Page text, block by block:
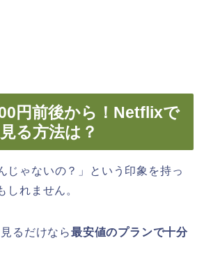
円前後から！Netflixで
る方法は？
じゃないの？」という印象を持っ
しれません。
るだけなら最安値のプランで十分